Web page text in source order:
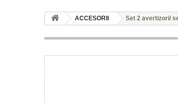
ACCESORII Set 2 avertizori/